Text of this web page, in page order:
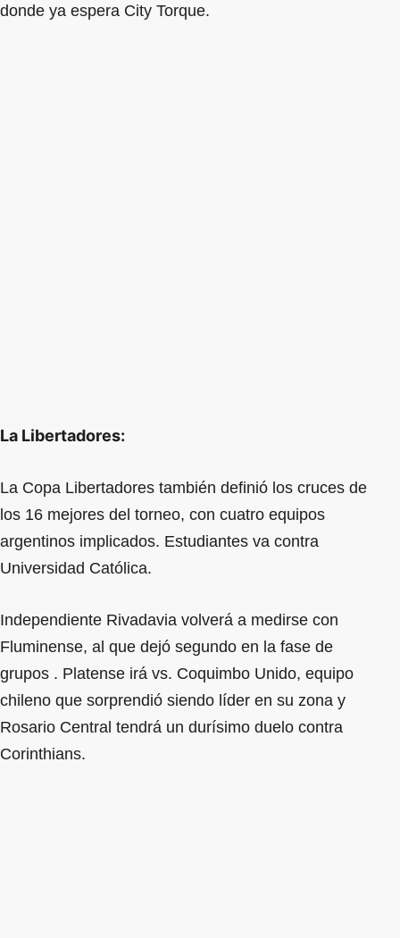
donde ya espera City Torque.
La Libertadores:
La Copa Libertadores también definió los cruces de
los 16 mejores del torneo, con cuatro equipos
argentinos implicados. Estudiantes va contra
Universidad Católica.
Independiente Rivadavia volverá a medirse con
Fluminense, al que dejó segundo en la fase de
grupos . Platense irá vs. Coquimbo Unido, equipo
chileno que sorprendió siendo líder en su zona y
Rosario Central tendrá un durísimo duelo contra
Corinthians.